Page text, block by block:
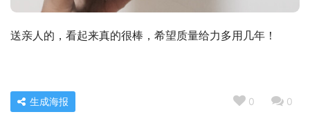
送亲人的，看起来真的很棒，希望质量给力多用几年！
0 0
生成海报